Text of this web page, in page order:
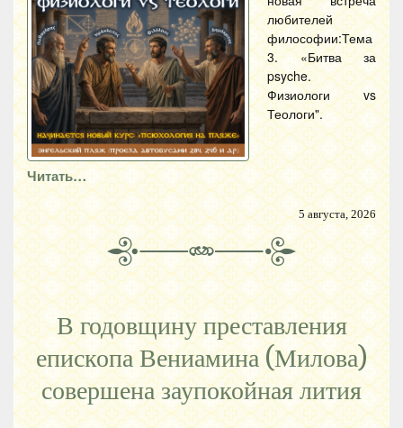
любителей
философии:Тема
3. «Битва за
psyche.
Физиологи vs
Теологи".
Читать…
5 августа, 2026
В годовщину преставления
епископа Вениамина (Милова)
совершена заупокойная лития